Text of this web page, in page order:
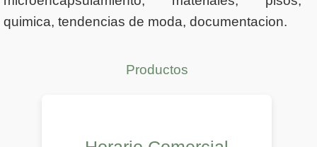
quimica, tendencias de moda, documentacion.
Productos